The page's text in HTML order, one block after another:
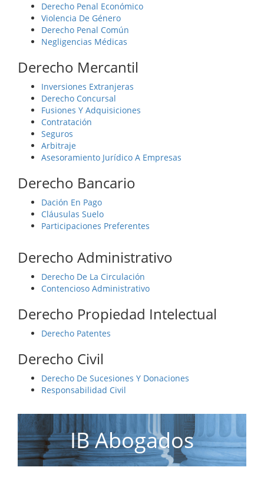
Derecho Penal Económico
Violencia De Género
Derecho Penal Común
Negligencias Médicas
Derecho Mercantil
Inversiones Extranjeras
Derecho Concursal
Fusiones Y Adquisiciones
Contratación
Seguros
Arbitraje
Asesoramiento Jurídico A Empresas
Derecho Bancario
Dación En Pago
Cláusulas Suelo
Participaciones Preferentes
Derecho Administrativo
Derecho De La Circulación
Contencioso Administrativo
Derecho Propiedad Intelectual
Derecho Patentes
Derecho Civil
Derecho De Sucesiones Y Donaciones
Responsabilidad Civil
IB Abogados